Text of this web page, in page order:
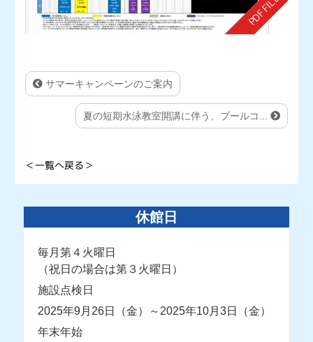
サマーキャンペーンのご案内
夏の短期水泳教室開講に伴う、プールコ...
＜一覧へ戻る＞
休館日
毎月第４火曜日
（祝日の場合は第３火曜日）
施設点検日
2025年9月26日（金）～2025年10月3日（金）
年末年始